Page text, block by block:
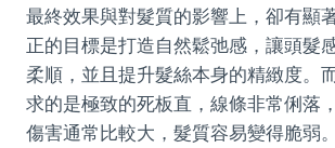
最終效果與對髮質的影響上，卻有顯
正的目標是打造自然鬆弛感，讓頭髮
柔順，並且提升髮絲本身的精緻度。
求的是極致的死板直，線條非常俐落
傷害通常比較大，髮質容易變得脆弱